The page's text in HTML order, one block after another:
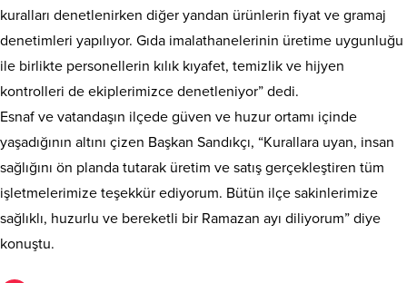
kuralları denetlenirken diğer yandan ürünlerin fiyat ve gramaj
denetimleri yapılıyor. Gıda imalathanelerinin üretime uygunluğu
ile birlikte personellerin kılık kıyafet, temizlik ve hijyen
kontrolleri de ekiplerimizce denetleniyor” dedi.
Esnaf ve vatandaşın ilçede güven ve huzur ortamı içinde
yaşadığının altını çizen Başkan Sandıkçı, “Kurallara uyan, insan
sağlığını ön planda tutarak üretim ve satış gerçekleştiren tüm
işletmelerimize teşekkür ediyorum. Bütün ilçe sakinlerimize
sağlıklı, huzurlu ve bereketli bir Ramazan ayı diliyorum” diye
konuştu.